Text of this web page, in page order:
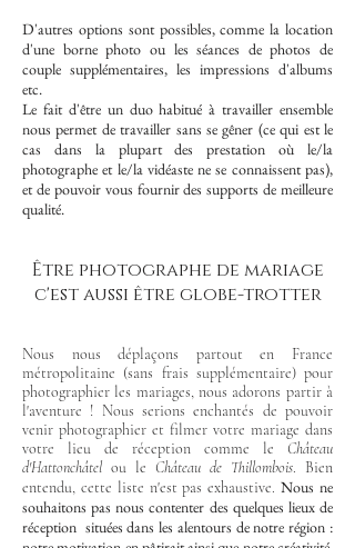
D'autres options sont possibles, comme la location
d'une borne photo ou les séances de photos de
couple supplémentaires, les impressions d'albums
etc.
Le fait d'être un duo habitué à travailler ensemble
nous permet de travailler sans se gêner (ce qui est le
cas dans la plupart des prestation où le/la
photographe et le/la vidéaste ne se connaissent pas),
et de pouvoir vous fournir des supports de meilleure
qualité.
Être photographe de mariage
c'est aussi être globe-trotter
Nous nous déplaçons partout en France
métropolitaine (sans frais supplémentaire) pour
photographier les mariages, nous adorons partir à
l'aventure ! Nous serions enchantés de pouvoir
venir photographier et filmer votre mariage dans
votre lieu de réception comme le Château
d'Hattonchâtel ou le Château de Thillombois. Bien
entendu, cette liste n'est pas exhaustive.Nous ne
souhaitons pas nous contenter des quelques lieux de
réception situées dans les alentours de notre région :